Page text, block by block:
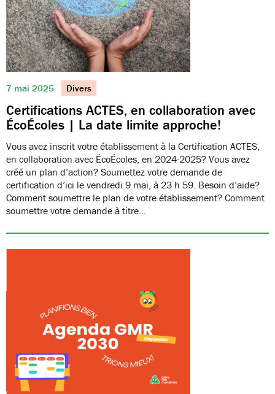
7 mai 2025 Divers
Certifications ACTES, en collaboration avec
ÉcoÉcoles | La date limite approche!
Vous avez inscrit votre établissement à la Certification ACTES,
en collaboration avec ÉcoÉcoles, en 2024-2025? Vous avez
créé un plan d’action? Soumettez votre demande de
certification d’ici le vendredi 9 mai, à 23 h 59. Besoin d’aide?
Comment soumettre le plan de votre établissement? Comment
soumettre votre demande à titre…